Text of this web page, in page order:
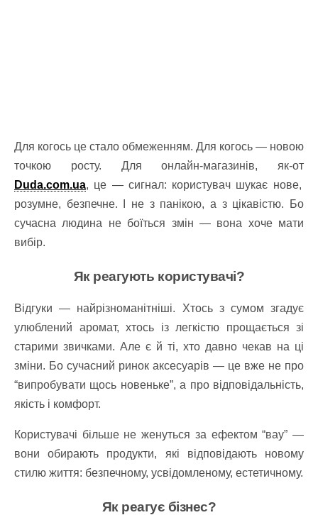
Для когось це стало обмеженням. Для когось — новою
точкою росту. Для онлайн-магазинів, як-от
Duda.com.ua, це — сигнал: користувач шукає нове,
розумне, безпечне. І не з панікою, а з цікавістю. Бо
сучасна людина не боїться змін — вона хоче мати
вибір.
Як реагують користувачі?
Відгуки — найрізноманітніші. Хтось з сумом згадує
улюблений аромат, хтось із легкістю прощається зі
старими звичками. Але є й ті, хто давно чекав на ці
зміни. Бо сучасний ринок аксесуарів — це вже не про
“випробувати щось новеньке”, а про відповідальність,
якість і комфорт.
Користувачі більше не женуться за ефектом “вау” —
вони обирають продукти, які відповідають новому
стилю життя: безпечному, усвідомленому, естетичному.
Як реагує бізнес?